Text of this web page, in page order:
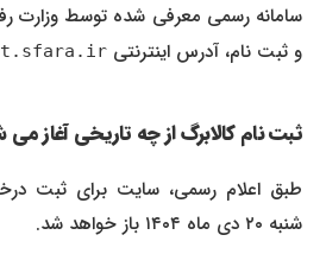
سامانه رسمی معرفی شده توسط وزارت
و ثبت نام، آدرس اینترنتی
ثبت نام کالابرگ از چه تاریخی آغاز می
طبق اعلام رسمی، سایت برای ثبت
شنبه ۲۰ دی ماه ۱۴۰۴ باز خواهد شد.